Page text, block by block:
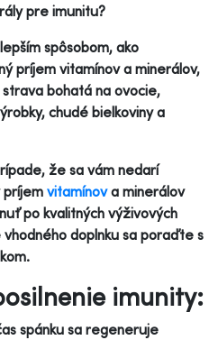
pre imunitu?
spôsobom, ako
príjem vitamínov a minerálov,
bohatá na ovocie,
chudé bielkoviny a
že sa vám nedarí
príjem vitamínova minerálov
po kvalitných výživových
doplnku sa poraďte s
imunity:
spánku sa regeneruje